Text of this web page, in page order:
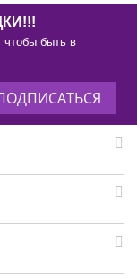
чтобы быть в